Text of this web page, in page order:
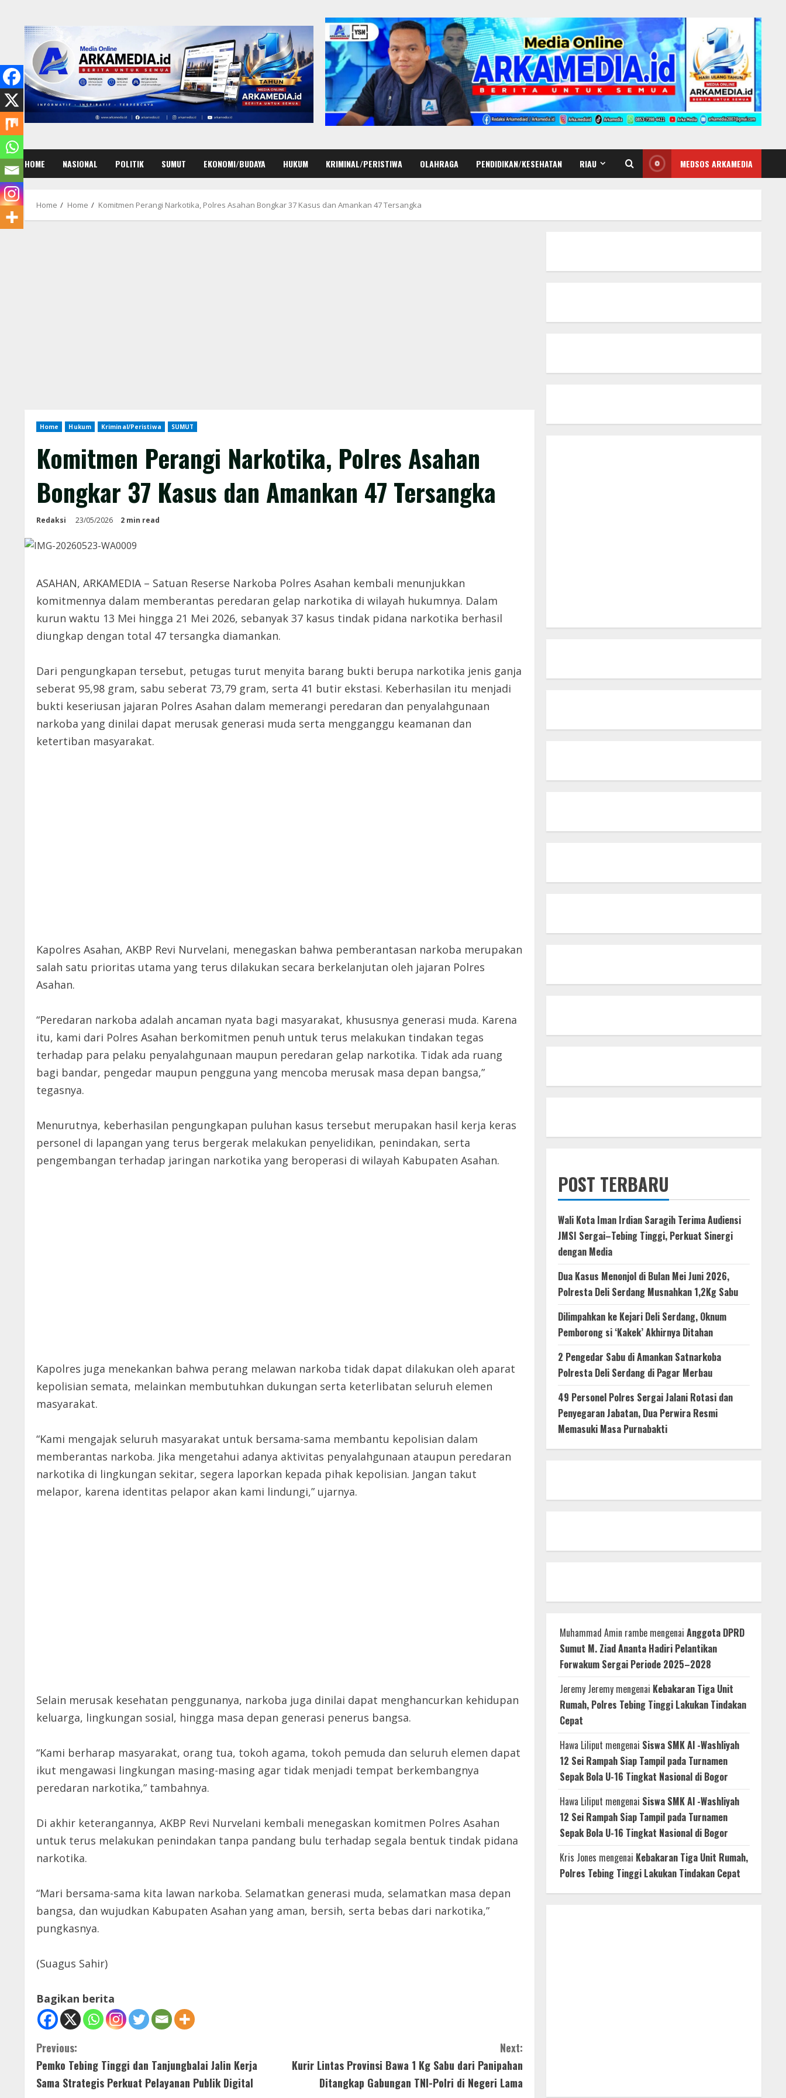
content
HOME NASIONAL POLITIK SUMUT EKONOMI/BUDAYA HUKUM KRIMINAL/PERISTIWA OLAHRAGA PENDIDIKAN/KESEHATAN RIAU MEDSOS ARKAMEDIA
Home Home Komitmen Perangi Narkotika, Polres Asahan Bongkar 37 Kasus dan Amankan 47 Tersangka
Home Hukum Kriminal/Peristiwa SUMUT
Komitmen Perangi Narkotika, Polres Asahan
Bongkar 37 Kasus dan Amankan 47 Tersangka
Redaksi 23/05/2026 2 min read
ASAHAN, ARKAMEDIA – Satuan Reserse Narkoba Polres Asahan kembali menunjukkan
komitmennya dalam memberantas peredaran gelap narkotika di wilayah hukumnya. Dalam
kurun waktu 13 Mei hingga 21 Mei 2026, sebanyak 37 kasus tindak pidana narkotika berhasil
diungkap dengan total 47 tersangka diamankan.
Dari pengungkapan tersebut, petugas turut menyita barang bukti berupa narkotika jenis ganja
seberat 95,98 gram, sabu seberat 73,79 gram, serta 41 butir ekstasi. Keberhasilan itu menjadi
bukti keseriusan jajaran Polres Asahan dalam memerangi peredaran dan penyalahgunaan
narkoba yang dinilai dapat merusak generasi muda serta mengganggu keamanan dan
ketertiban masyarakat.
Kapolres Asahan, AKBP Revi Nurvelani, menegaskan bahwa pemberantasan narkoba merupakan
salah satu prioritas utama yang terus dilakukan secara berkelanjutan oleh jajaran Polres
Asahan.
“Peredaran narkoba adalah ancaman nyata bagi masyarakat, khususnya generasi muda. Karena
itu, kami dari Polres Asahan berkomitmen penuh untuk terus melakukan tindakan tegas
terhadap para pelaku penyalahgunaan maupun peredaran gelap narkotika. Tidak ada ruang
bagi bandar, pengedar maupun pengguna yang mencoba merusak masa depan bangsa,”
tegasnya.
Menurutnya, keberhasilan pengungkapan puluhan kasus tersebut merupakan hasil kerja keras
personel di lapangan yang terus bergerak melakukan penyelidikan, penindakan, serta
pengembangan terhadap jaringan narkotika yang beroperasi di wilayah Kabupaten Asahan.
Kapolres juga menekankan bahwa perang melawan narkoba tidak dapat dilakukan oleh aparat
kepolisian semata, melainkan membutuhkan dukungan serta keterlibatan seluruh elemen
masyarakat.
“Kami mengajak seluruh masyarakat untuk bersama-sama membantu kepolisian dalam
memberantas narkoba. Jika mengetahui adanya aktivitas penyalahgunaan ataupun peredaran
narkotika di lingkungan sekitar, segera laporkan kepada pihak kepolisian. Jangan takut
melapor, karena identitas pelapor akan kami lindungi,” ujarnya.
Selain merusak kesehatan penggunanya, narkoba juga dinilai dapat menghancurkan kehidupan
keluarga, lingkungan sosial, hingga masa depan generasi penerus bangsa.
“Kami berharap masyarakat, orang tua, tokoh agama, tokoh pemuda dan seluruh elemen dapat
ikut mengawasi lingkungan masing-masing agar tidak menjadi tempat berkembangnya
peredaran narkotika,” tambahnya.
Di akhir keterangannya, AKBP Revi Nurvelani kembali menegaskan komitmen Polres Asahan
untuk terus melakukan penindakan tanpa pandang bulu terhadap segala bentuk tindak pidana
narkotika.
“Mari bersama-sama kita lawan narkoba. Selamatkan generasi muda, selamatkan masa depan
bangsa, dan wujudkan Kabupaten Asahan yang aman, bersih, serta bebas dari narkotika,”
pungkasnya.
(Suagus Sahir)
Bagikan berita
C
o
Previous:
Pemko Tebing Tinggi dan Tanjungbalai Jalin Kerja
Sama Strategis Perkuat Pelayanan Publik Digital
Next:
Kurir Lintas Provinsi Bawa 1 Kg Sabu dari Panipahan
Ditangkap Gabungan TNI-Polri di Negeri Lama
POST TERBARU
Wali Kota Iman Irdian Saragih Terima Audiensi
JMSI Sergai–Tebing Tinggi, Perkuat Sinergi
dengan Media
Dua Kasus Menonjol di Bulan Mei Juni 2026,
Polresta Deli Serdang Musnahkan 1,2Kg Sabu
Dilimpahkan ke Kejari Deli Serdang, Oknum
Pemborong si ‘Kakek’ Akhirnya Ditahan
2 Pengedar Sabu di Amankan Satnarkoba
Polresta Deli Serdang di Pagar Merbau
49 Personel Polres Sergai Jalani Rotasi dan
Penyegaran Jabatan, Dua Perwira Resmi
Memasuki Masa Purnabakti
Muhammad Amin rambe mengenai Anggota DPRD
Sumut M. Ziad Ananta Hadiri Pelantikan
Forwakum Sergai Periode 2025–2028
Jeremy Jeremy mengenai Kebakaran Tiga Unit
Rumah, Polres Tebing Tinggi Lakukan Tindakan
Cepat
Hawa Liliput mengenai Siswa SMK Al -Washliyah
12 Sei Rampah Siap Tampil pada Turnamen
Sepak Bola U-16 Tingkat Nasional di Bogor
Hawa Liliput mengenai Siswa SMK Al -Washliyah
12 Sei Rampah Siap Tampil pada Turnamen
Sepak Bola U-16 Tingkat Nasional di Bogor
Kris Jones mengenai Kebakaran Tiga Unit Rumah,
Polres Tebing Tinggi Lakukan Tindakan Cepat